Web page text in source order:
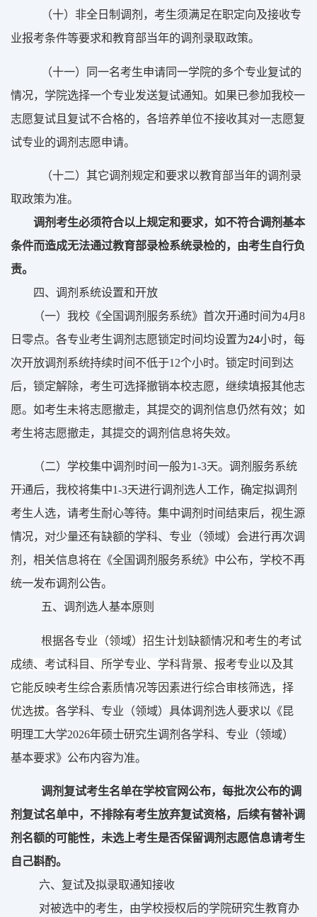
（十） 非全日制调剂，考生须满足在职定向及接收专
业报考条件等要求和教育部当年的调剂录取政策。
（十一）
同一名考生申请同一学院的多个专业复试的
情况，学院选择一个专业发送复试通知。 如果已参加我校一
志愿复试且复试不合格的，各培养单位不接收其对一志愿复
试专业的调剂志愿申请。
（十二） 其它调剂规定和要求以教育部当年的调剂录
取政策为准。
调剂考生必须符合以上规定和要求，如不符合调剂基本
条件而造成无法通过教育部录检系统录检的，由考生自行负
责。
四、调剂系统设置和开放
（一）我校 《全国调剂服务系统》首次开通时间为4月 8
日零点。 各专业考生调剂志愿锁定时间均设置为24小时，每
次开放调剂系统持续时间不低于12个小时。 锁定时间到达
后，锁定解除，考生可选择撤销本校志愿， 继续填报其他志
愿。 如考生未将志愿撤走，其提交的调剂 信息仍然有效； 如
考生将志愿撤走，其提交的调剂信息将失效。
（二） 学校集中调剂时间一般为1-3天。调剂服务系统
开通后，我校将集中1-3天进行调剂选人工作，确定拟调剂
考生人选，请考生耐心等待。集中调剂时间结束后，视生源
情况，对少量还有缺额的学科、专业（领域）会进行再次调
剂，相关信息将在《全国调剂服务系统》中公布，学校不再
统一发布调剂公告。
五、 调剂选人基本原则
根据各专业（领域）招生计划缺额情况和考生的考试
成绩、考试科目、所学专业、学科背景、报考专业以及其
它能反映考生综合素质情况等因素进行综合审核筛选，择
优选拔。 各学科、专业（领域）具体调剂选人要求以 《昆
明理工大学2026年硕士研究生调剂各学科、专业（领域）
基本要求》 公布内容为准。
调剂复试考生名单在学校官网公布，每批次公布的调
剂复试名单中，不排除有考生放弃复试资格，后续有替补调
剂名额的可能性，未选上考生是否保留调剂 志愿信息请考生
自己斟酌。
六、复试及拟录取通知接收
对被选中的考生，由学校授权后的学院研究生教育办